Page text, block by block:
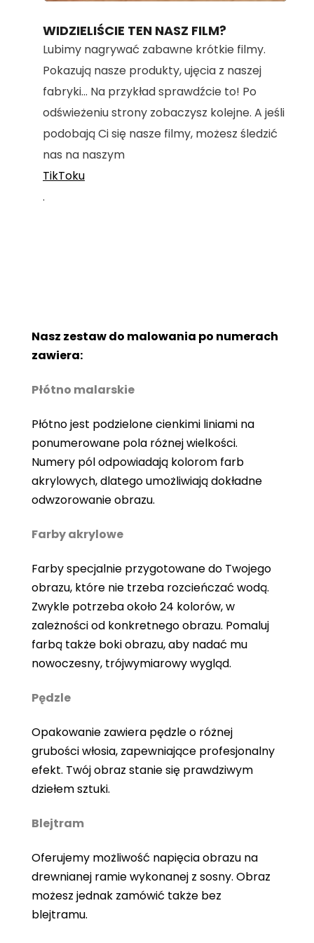
WIDZIELIŚCIE TEN NASZ FILM?
Lubimy nagrywać zabawne krótkie filmy.
Pokazują nasze produkty, ujęcia z naszej
fabryki... Na przykład sprawdźcie to! Po
odświeżeniu strony zobaczysz kolejne. A jeśli
podobają Ci się nasze filmy, możesz śledzić
nas na naszym
TikToku
.
Nasz zestaw do malowania po numerach
zawiera:
Płótno malarskie
Płótno jest podzielone cienkimi liniami na
ponumerowane pola różnej wielkości.
Numery pól odpowiadają kolorom farb
akrylowych, dlatego umożliwiają dokładne
odwzorowanie obrazu.
Farby akrylowe
Farby specjalnie przygotowane do Twojego
obrazu, które nie trzeba rozcieńczać wodą.
Zwykle potrzeba około 24 kolorów, w
zależności od konkretnego obrazu. Pomaluj
farbą także boki obrazu, aby nadać mu
nowoczesny, trójwymiarowy wygląd.
Pędzle
Opakowanie zawiera pędzle o różnej
grubości włosia, zapewniające profesjonalny
efekt. Twój obraz stanie się prawdziwym
dziełem sztuki.
Blejtram
Oferujemy możliwość napięcia obrazu na
drewnianej ramie wykonanej z sosny. Obraz
możesz jednak zamówić także bez
blejtramu.